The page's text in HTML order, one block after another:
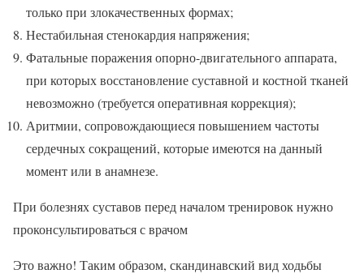
только при злокачественных формах;
Нестабильная стенокардия напряжения;
Фатальные поражения опорно-двигательного аппарата,
при которых восстановление суставной и костной тканей
невозможно (требуется оперативная коррекция);
Аритмии, сопровождающиеся повышением частоты
сердечных сокращений, которые имеются на данный
момент или в анамнезе.
При болезнях суставов перед началом тренировок нужно
проконсультироваться с врачом
Это важно! Таким образом, скандинавский вид ходьбы